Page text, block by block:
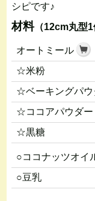
シピです♪
材料（12cm丸型1
オートミール
☆米粉
☆ベーキングパウ
☆ココアパウダー
☆黒糖
○ココナッツオイ
○豆乳